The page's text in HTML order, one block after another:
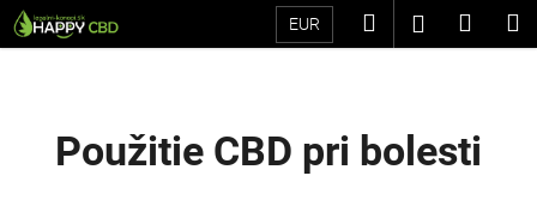
Prejsť
na
EUR Hľadať
Použitie CBD pri bolesti
K
o